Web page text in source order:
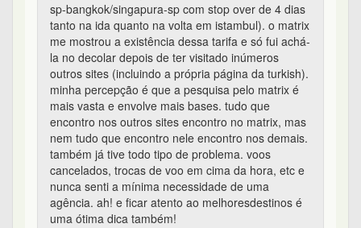
sp-bangkok/singapura-sp com stop over de 4 dias
tanto na ida quanto na volta em istambul). o matrix
me mostrou a existência dessa tarifa e só fui achá-
la no decolar depois de ter visitado inúmeros
outros sites (incluindo a própria página da turkish).
minha percepção é que a pesquisa pelo matrix é
mais vasta e envolve mais bases. tudo que
encontro nos outros sites encontro no matrix, mas
nem tudo que encontro nele encontro nos demais.
também já tive todo tipo de problema. voos
cancelados, trocas de voo em cima da hora, etc e
nunca senti a mínima necessidade de uma
agência. ah! e ficar atento ao melhoresdestinos é
uma ótima dica também!